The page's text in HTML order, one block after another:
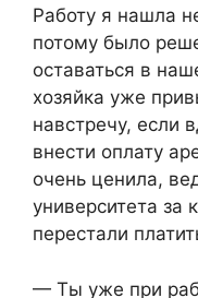
Работу я нашла
потому было
оставаться в
хозяйка уже
навстречу, если
внести оплату
очень ценила,
университета за
перестали
— Ты уже при